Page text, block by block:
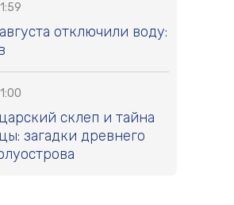
отключили воду:
склеп и тайна
загадки древнего